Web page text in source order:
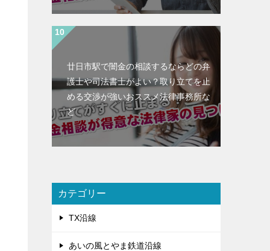
廿日市駅で闇金の相談するならどの弁
護士や司法書士がよい？取り立てを止
める交渉が強いおススメ法律事務所な
ど
カテゴリー
TX沿線
あいの風とやま鉄道沿線